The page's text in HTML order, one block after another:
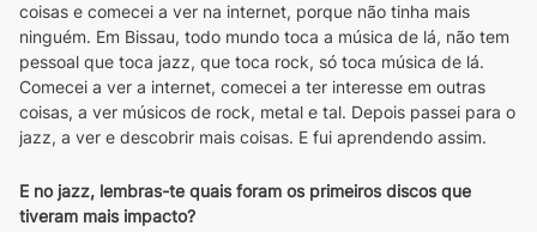
coisas e comecei a ver na internet, porque não tinha mais
ninguém. Em Bissau, todo mundo toca a música de lá, não tem
pessoal que toca jazz, que toca rock, só toca música de lá.
Comecei a ver a internet, comecei a ter interesse em outras
coisas, a ver músicos de rock, metal e tal. Depois passei para o
jazz, a ver e descobrir mais coisas. E fui aprendendo assim.
E no jazz, lembras-te quais foram os primeiros discos que
tiveram mais impacto?